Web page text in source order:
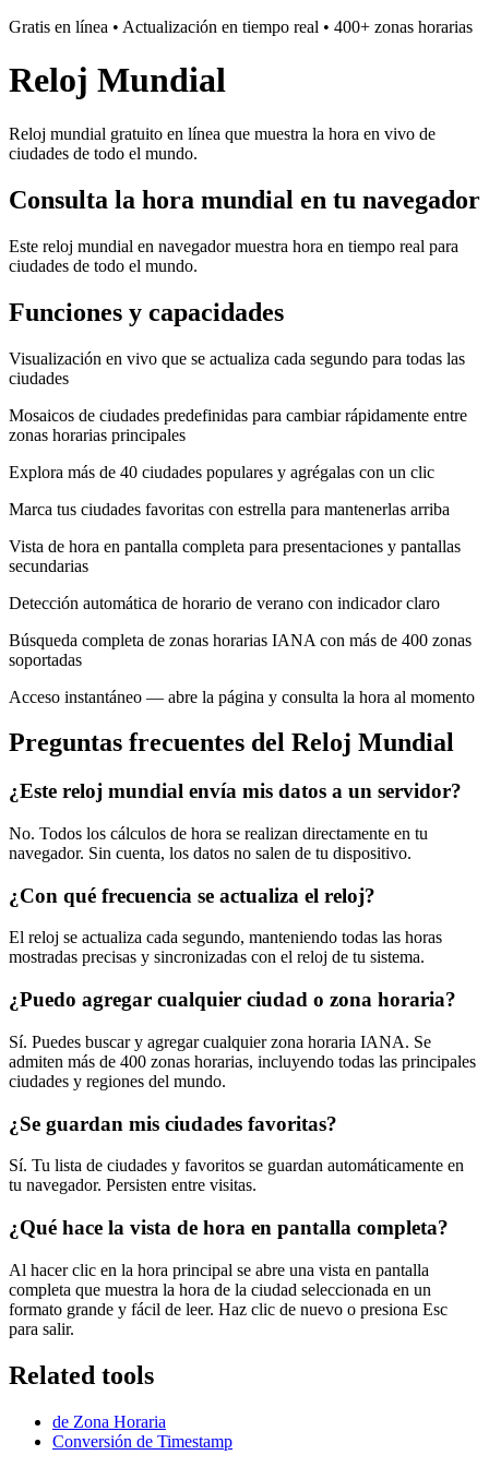
Gratis en línea • Actualización en tiempo real • 400+ zonas horarias
Reloj Mundial
Reloj mundial gratuito en línea que muestra la hora en vivo de
ciudades de todo el mundo.
Consulta la hora mundial en tu navegador
Este reloj mundial en navegador muestra hora en tiempo real para
ciudades de todo el mundo.
Funciones y capacidades
Visualización en vivo que se actualiza cada segundo para todas las
ciudades
Mosaicos de ciudades predefinidas para cambiar rápidamente entre
zonas horarias principales
Explora más de 40 ciudades populares y agrégalas con un clic
Marca tus ciudades favoritas con estrella para mantenerlas arriba
Vista de hora en pantalla completa para presentaciones y pantallas
secundarias
Detección automática de horario de verano con indicador claro
Búsqueda completa de zonas horarias IANA con más de 400 zonas
soportadas
Acceso instantáneo — abre la página y consulta la hora al momento
Preguntas frecuentes del Reloj Mundial
¿Este reloj mundial envía mis datos a un servidor?
No. Todos los cálculos de hora se realizan directamente en tu
navegador. Sin cuenta, los datos no salen de tu dispositivo.
¿Con qué frecuencia se actualiza el reloj?
El reloj se actualiza cada segundo, manteniendo todas las horas
mostradas precisas y sincronizadas con el reloj de tu sistema.
¿Puedo agregar cualquier ciudad o zona horaria?
Sí. Puedes buscar y agregar cualquier zona horaria IANA. Se
admiten más de 400 zonas horarias, incluyendo todas las principales
ciudades y regiones del mundo.
¿Se guardan mis ciudades favoritas?
Sí. Tu lista de ciudades y favoritos se guardan automáticamente en
tu navegador. Persisten entre visitas.
¿Qué hace la vista de hora en pantalla completa?
Al hacer clic en la hora principal se abre una vista en pantalla
completa que muestra la hora de la ciudad seleccionada en un
formato grande y fácil de leer. Haz clic de nuevo o presiona Esc
para salir.
Related tools
de Zona Horaria
Conversión de Timestamp